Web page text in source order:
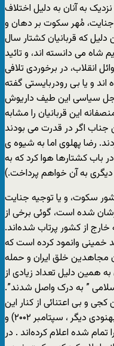
به آنان به دليل اختلاف
جنايت، مُهر سکوت بر دهان و
که قربانيان کشتار سال
شاه می دانسته اند، و تائيد
انقلاب، در برخوردی تلافی
اند و يا بی رودربايستی گفته
سياسی اين طيف داريوش
اين قربانيان را مشابه
جناب اگر در قدرت می بودند
رضا پهلوی اما به شيوه ی
باب کشتارها هوا کرد که به
به آن خواهم پرداخت.)
سکوت، و يا توجيه جنايت
ويژه کشتار ۶۷ کارو بارشان شده است، گوئی برخی از
خارج از کشور پرتاب شده‌اند.
خمينی وانمود کرده است که
بزرگ سال ۶۷ سازمان مجاهدين خلق ايران و حمله
همين دليل تعداد زيادی از
” به درک واصل شدند”.
و بی اعتنائی از کنار اين
فاجعه گذشته‌اند. (مسعود بهنود، بهنودی ديگر ، سپتامبر ۲۰۰۲) و
تمام شده اعلام کرده‌اند . در